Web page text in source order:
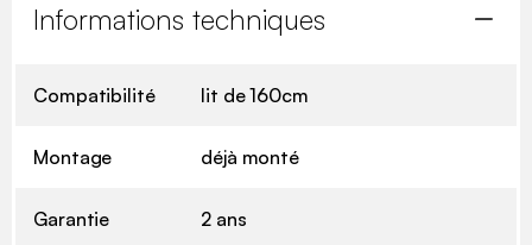
Informations techniques
Compatibilité lit de 160cm
Montage déjà monté
Garantie 2 ans